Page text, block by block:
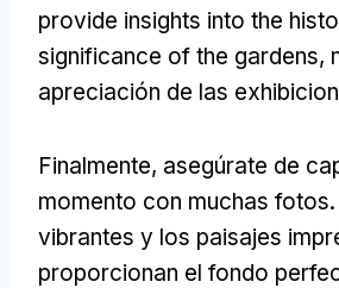
provide insights into the
significance of the gardens,
apreciación de las
Finalmente, asegúrate de
momento con muchas
vibrantes y los paisajes
proporcionan el fondo